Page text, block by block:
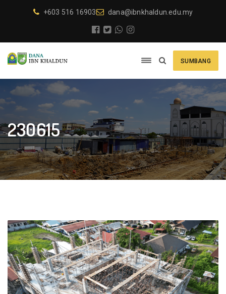
+603 516 16903 dana@ibnkhaldun.edu.my
SUMBANG
230615